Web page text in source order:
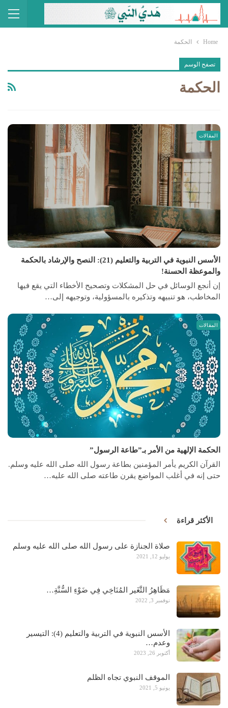
Home الحكمة
تصفح الوسم
الحكمة
المقالات
الأسس النبوية في التربية والتعليم (21): النصح والإرشاد بالحكمة
والموعظة الحسنة!
إن أنجع الوسائل في حل المشكلات وتصحيح الأخطاء التي يقع فيها
المخاطب، هو تنبيهه وتذكيره بالمسؤولية، وتوجيهه إلى…
المقالات
الحكمة الإلهية من الأمر بـ”طاعة الرسول”
القرآن الكريم يأمر المؤمنين بطاعة رسول الله صلى الله عليه وسلم.
حتى إنه في أغلب المواضع يقرن طاعته صلى الله عليه…
الأكثر قراءة
صلاة الجنازة على رسول الله صلى الله عليه وسلم
يوليو 12, 2021
مَظَاهِرُ التَّغَير المُنَاخِي فِي ضَوْءِ السُّنَّةِ…
نوفمبر 3, 2022
الأسس النبوية في التربية والتعليم (4): التيسير
وعدم…
أكتوبر 26, 2023
الموقف النبوي تجاه الظلم
يونيو 5, 2021